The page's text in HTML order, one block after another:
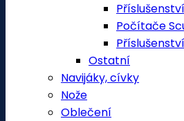
Počítače
Ostatní
Navijáky, cívky
Nože
Oblečení